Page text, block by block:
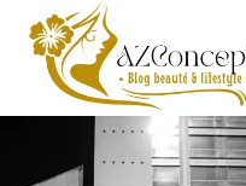
Aller
contenu